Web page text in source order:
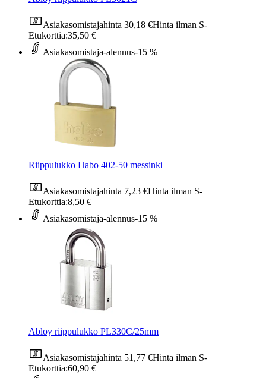
Asiakasomistajahinta 30,18 €Hinta ilman S-
Etukorttia:35,50 €
Asiakasomistaja-alennus-15 %
Riippulukko Habo 402-50 messinki
Asiakasomistajahinta 7,23 €Hinta ilman S-
Etukorttia:8,50 €
Asiakasomistaja-alennus-15 %
Abloy riippulukko PL330C/25mm
Asiakasomistajahinta 51,77 €Hinta ilman S-
Etukorttia:60,90 €